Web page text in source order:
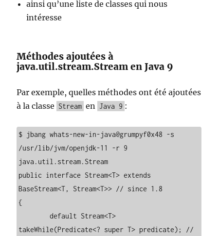
ainsi qu’une liste de classes qui nous
intéresse
Méthodes ajoutées à
java.util.stream.Stream en Java 9
Par exemple, quelles méthodes ont été ajoutées
à la classe Stream en Java 9 :
$ jbang whats-new-in-java@grumpyf0x48 -s
/usr/lib/jvm/openjdk-11 -r 9
java.util.stream.Stream
public interface Stream<T> extends
BaseStream<T, Stream<T>> // since 1.8
{
	default Stream<T>
takeWhile(Predicate<? super T> predicate); //